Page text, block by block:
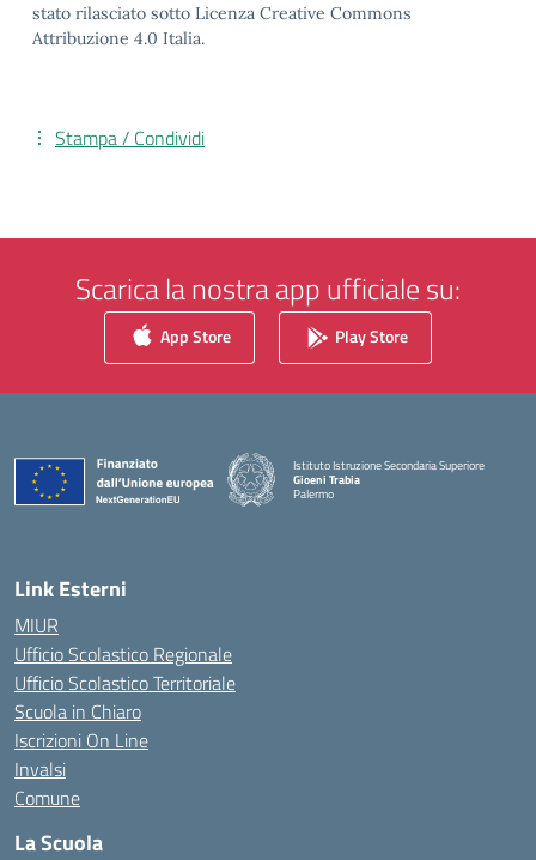
stato rilasciato sotto Licenza Creative Commons
Attribuzione 4.0 Italia.
Stampa / Condividi
Scarica la nostra app ufficiale su:
App Store Play Store
Istituto Istruzione Secondaria Superiore
Gioeni Trabia
Palermo
Link Esterni
MIUR
Ufficio Scolastico Regionale
Ufficio Scolastico Territoriale
Scuola in Chiaro
Iscrizioni On Line
Invalsi
Comune
La Scuola